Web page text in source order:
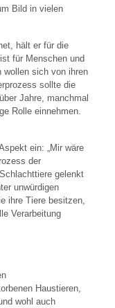
Bild in vielen
hält er für die
für Menschen und
wollen sich von ihren
sollte die
Jahre, manchmal
Rolle einnehmen.
ein: „Mir wäre
der
gelenkt
unwürdigen
ihre Tiere besitzen,
Verarbeitung
Haustieren,
wohl auch